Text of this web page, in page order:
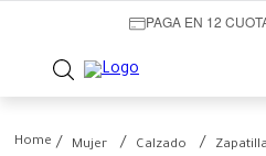
PAGA EN 12
Mujer Calzado